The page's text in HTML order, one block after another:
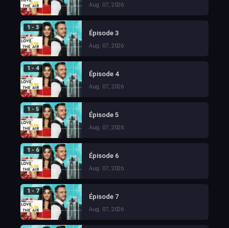
Aug. 07, 2026
1 - 3
Épisode 3
Aug. 07, 2026
1 - 4
Épisode 4
Aug. 07, 2026
1 - 5
Épisode 5
Aug. 07, 2026
1 - 6
Épisode 6
Aug. 07, 2026
1 - 7
Épisode 7
Aug. 07, 2026